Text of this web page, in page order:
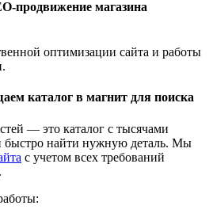
продвижение магазина
оптимизации сайта и работы
каталог в магнит для поиска
— это каталог с тысячами
быстро найти нужную деталь. Мы
с учетом всех требований